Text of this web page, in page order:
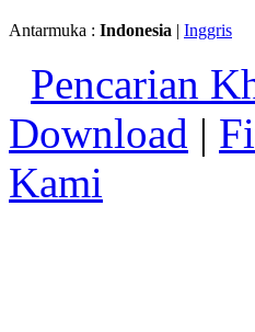
Antarmuka : Indonesia | Inggris
Pencarian
Download |
Kami